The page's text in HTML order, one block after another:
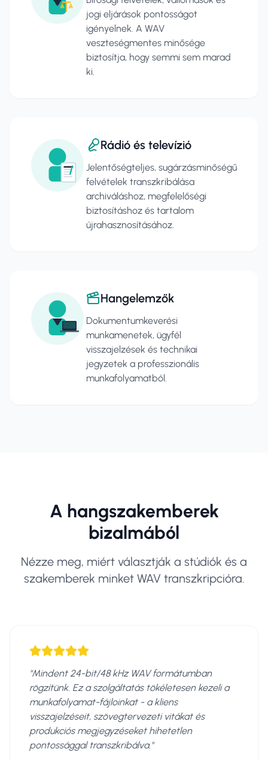
jogi eljárások pontosságot
igényelnek. A WAV
veszteségmentes minősége
biztosítja, hogy semmi sem marad
ki.
Rádió és televízió
Jelentőségteljes, sugárzásminőségű
felvételek transzkribálása
archiváláshoz, megfelelőségi
biztosításhoz és tartalom
újrahasznosításához.
Hangelemzők
Dokumentumkeverési
munkamenetek, ügyfél
visszajelzések és technikai
jegyzetek a professzionális
munkafolyamatból.
A hangszakemberek
bizalmából
Nézze meg, miért választják a stúdiók és a
szakemberek minket WAV transzkripcióra.
"Mindent 24-bit/48 kHz WAV formátumban
rögzítünk. Ez a szolgáltatás tökéletesen kezeli a
munkafolyamat-fájloinkat - a kliens
visszajelzéseit, szövegtervezeti vitákat és
produkciós megjegyzéseket hihetetlen
pontossággal transzkribálva."